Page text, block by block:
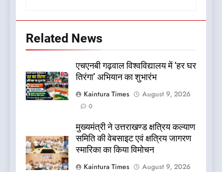
Related News
एचएनबी गढ़वाल विश्वविद्यालय में ‘हर घर
तिरंगा’ अभियान का शुभारंभ
Kaintura Times
August 9, 2026
0
मुख्यमंत्री ने उत्तराखण्ड क्षत्रिय कल्याण
समिति की वेबसाइट एवं क्षत्रिय जागरण
स्मारिका का किया विमोचन
Kaintura Times
August 9, 2026